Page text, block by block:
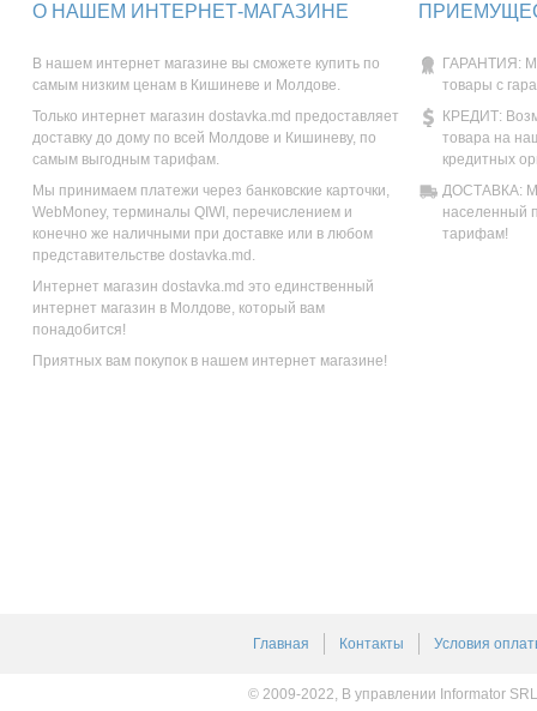
О НАШЕМ ИНТЕРНЕТ-МАГАЗИНЕ
В нашем интернет магазине вы сможете купить по
самым низким ценам в Кишиневе и Молдове.
Только интернет магазин dostavka.md предоставляет
доставку до дому по всей Молдове и Кишиневу, по
самым выгодным тарифам.
Мы принимаем платежи через банковские карточки,
WebMoney, терминалы QIWI, перечислением и
конечно же наличными при доставке или в любом
представительстве dostavka.md.
Интернет магазин dostavka.md это единственный
интернет магазин в Молдове, который вам
понадобится!
Приятных вам покупок в нашем интернет магазине!
ГАРАНТИЯ:
товары с
КРЕДИТ:
товара на
кредитных
ДОСТАВКА:
населенный
тарифам!
Главная Контакты Условия
© 2009-2022, В управлении Informator SRL